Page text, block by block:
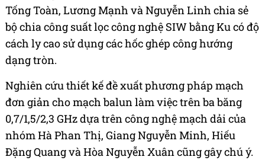
Tống Toàn, Lương Mạnh và Nguyễn Linh chia sẻ
bộ chia công suất lọc công nghệ SIW bằng Ku có độ
cách ly cao sử dụng các hốc ghép công hướng
dạng tròn.
Nghiên cứu thiết kế đề xuất phương pháp mạch
đơn giản cho mạch balun làm việc trên ba băng
0,7/1,5/2,3 GHz dựa trên công nghệ mạch dải của
nhóm Hà Phan Thị, Giang Nguyễn Minh, Hiếu
Đặng Quang và Hòa Nguyễn Xuân cũng gây chú ý.